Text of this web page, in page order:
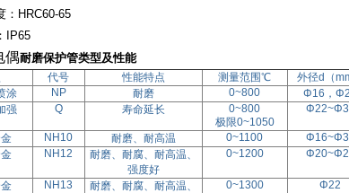
： HRC60-65
IP65
偶耐磨保护管类型及性能
代号 性能特点 测量范围℃ 外径d（
涂
NP 耐磨 0~800 Φ16 ，Φ
强 Q 寿命延长
0~800
极限0~1050
Φ22~Φ
NH10 耐磨、耐高温 0~1100 Φ16~Φ
NH12
耐磨、耐腐、耐高温、
强度好
0~1200 Φ20~Φ
NH13
耐磨、耐腐、耐高温、
0~1300 Φ22